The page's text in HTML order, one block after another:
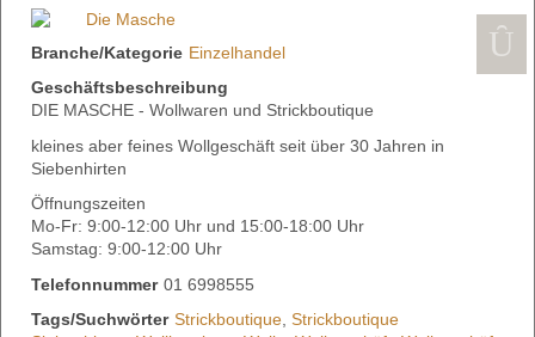
Branche/Kategorie Einzelhandel
Geschäftsbeschreibung
DIE MASCHE - Wollwaren und Strickboutique
kleines aber feines Wollgeschäft seit über 30 Jahren in
Siebenhirten
Öffnungszeiten
Mo-Fr: 9:00-12:00 Uhr und 15:00-18:00 Uhr
Samstag: 9:00-12:00 Uhr
Telefonnummer 01 6998555
Tags/Suchwörter Strickboutique Strickboutique